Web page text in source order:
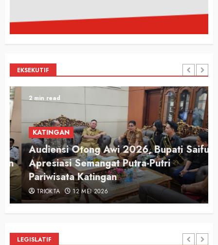
EKSEKUTIF
2 min read
KATINGAN
Audiensi Otong Awi 2026, Bupati Saiful
Apresiasi Semangat Putra-Putri
Pariwisata Katingan
TRIOKTA 12 MEI 2026
LEGISLATIF